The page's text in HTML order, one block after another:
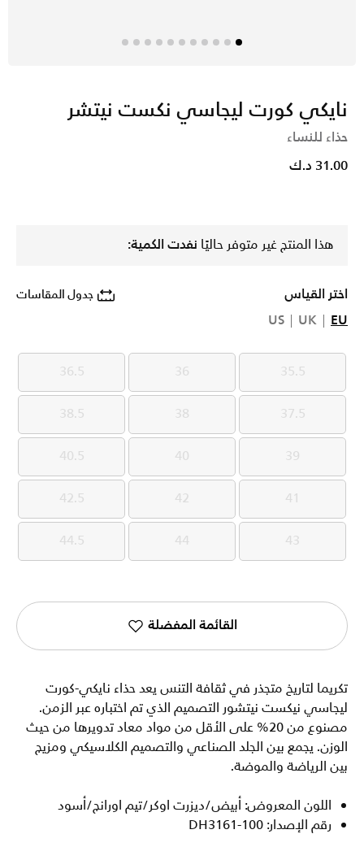
نايكي كورت ليجاسي نكست نيتشر
حذاء للنساء
31.00 د.ك
هذا المنتج غير متوفر حاليًا نفدت الكمية:
اختر القياس جدول المقاسات
EU
UK
US
35.5
35.5
36
36
36.5
36.5
37.5
37.5
38
38
38.5
38.5
39
39
40
40
40.5
40.5
41
41
42
42
42.5
42.5
43
43
44
44
44.5
44.5
القائمة المفضلة
تكريما لتاريخ متجذر في ثقافة التنس يعد حذاء نايكي-كورت
ليجاسي نيكست نيتشور التصميم الذي تم اختباره عبر الزمن.
مصنوع من 20% على الأقل من مواد معاد تدويرها من حيث
الوزن. يجمع بين الجلد الصناعي والتصميم الكلاسيكي ومزيج
بين الرياضة والموضة.
اللون المعروض: أبيض/ديزرت اوكر/تيم اورانج/أسود
رقم الإصدار: DH3161-100